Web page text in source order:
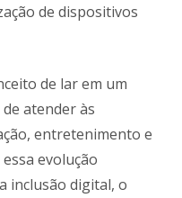
de dispositivos
de lar em um
atender às
entretenimento e
evolução
inclusão digital, o